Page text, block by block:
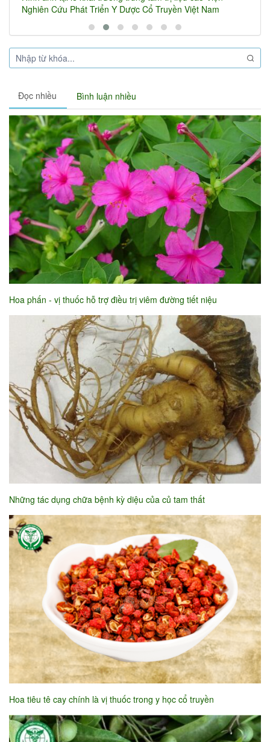
Nghiên Cứu Phát Triển Y Dược Cổ Truyền Việt Nam
Đọc nhiều Bình luận nhiều
Hoa phấn - vị thuốc hỗ trợ điều trị viêm đường tiết niệu
Những tác dụng chữa bệnh kỳ diệu của củ tam thất
Hoa tiêu tê cay chính là vị thuốc trong y học cổ truyền